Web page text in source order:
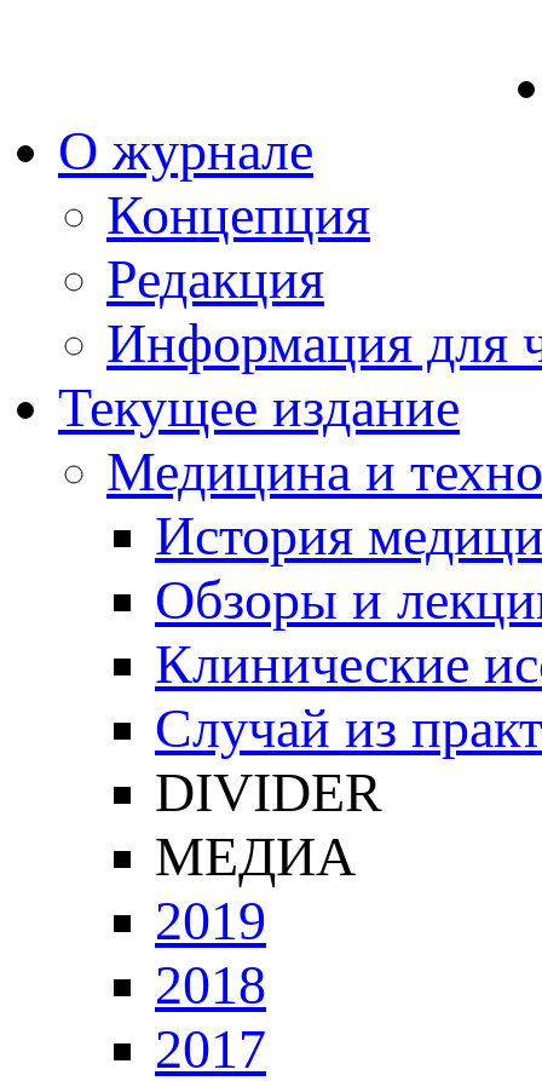
О журнале
Концепция
Редакция
Информация для
Текущее издание
Медицина и
История
Обзоры и
Клинические
Случай из
DIVIDER
МЕДИА
2019
2018
2017